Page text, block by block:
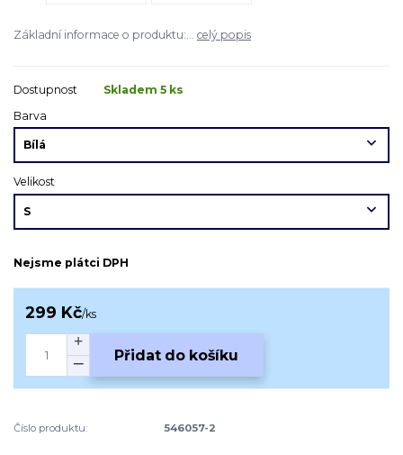
Základní informace o produktu:... celý popis
Dostupnost
Skladem 5 ks
Barva
Velikost
Nejsme plátci DPH
299 Kč/ks
Přidat do košíku
Číslo produktu: 546057-2